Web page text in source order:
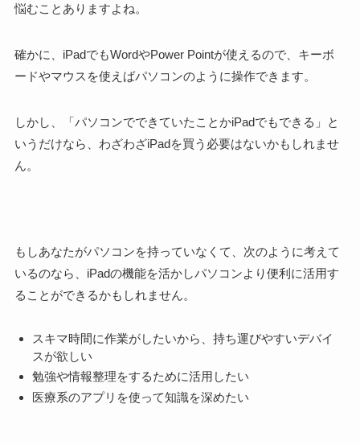
悩むことありますよね。
確かに、iPadでもWordやPower Pointが使えるので、キーボ
ードやマウスを使えばパソコンのように操作できます。
しかし、 「パソコンでできていたことかiPadでもできる」と
いうだけなら、わざわざiPadを買う必要はないかもしれませ
ん。
もしあなたがパソコンを持っていなくて、次のように考えて
いるのなら、 iPadの機能を活かしパソコンより便利に活用す
る ことができるかもしれません。
スキマ時間に作業がしたいから、持ち運びやすいデバイ
スが欲しい
勉強や情報整理をするために活用したい
医療系のアプリを使って知識を深めたい